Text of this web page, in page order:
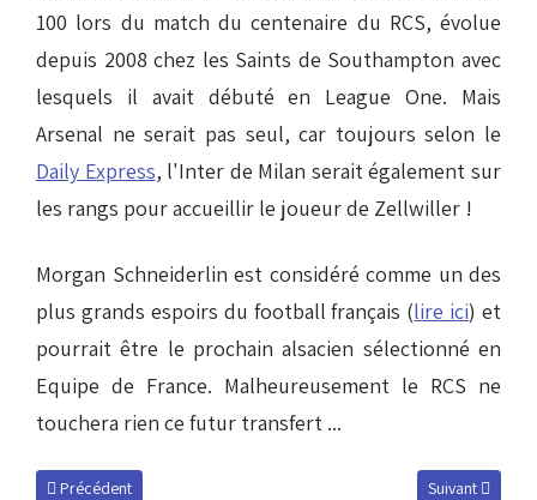
100 lors du match du centenaire du RCS, évolue
depuis 2008 chez les Saints de Southampton avec
lesquels il avait débuté en League One. Mais
Arsenal ne serait pas seul, car toujours selon le
Daily Express, l'Inter de Milan serait également sur
les rangs pour accueillir le joueur de Zellwiller !
Morgan Schneiderlin est considéré comme un des
plus grands espoirs du football français (lire ici) et
pourrait être le prochain alsacien sélectionné en
Equipe de France. Malheureusement le RCS ne
touchera rien ce futur transfert ...
Article précédent : Laurent Fournier vers le Red Star ?
Précédent Article suivant :
Suivant